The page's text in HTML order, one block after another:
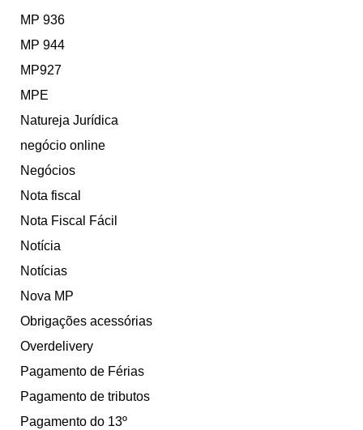
MP 936
MP 944
MP927
MPE
Natureja Jurídica
negócio online
Negócios
Nota fiscal
Nota Fiscal Fácil
Notícia
Notícias
Nova MP
Obrigações acessórias
Overdelivery
Pagamento de Férias
Pagamento de tributos
Pagamento do 13º